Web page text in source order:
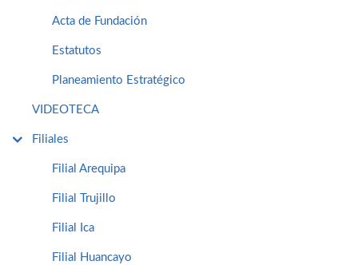
Acta de Fundación
Estatutos
Planeamiento Estratégico
VIDEOTECA
Filiales
Filial Arequipa
Filial Trujillo
Filial Ica
Filial Huancayo